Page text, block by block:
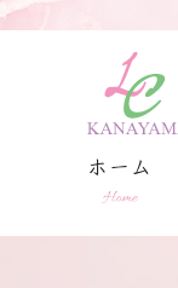
ホーム
Home